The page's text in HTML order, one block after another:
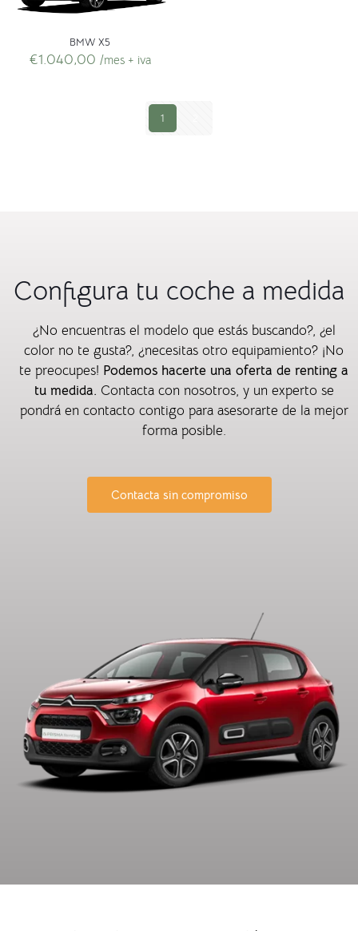
BMW X5
€1.040,00 /mes + iva
1
Configura tu coche a medida
¿No encuentras el modelo que estás buscando?, ¿el
color no te gusta?, ¿necesitas otro equipamiento? ¡No
te preocupes! Podemos hacerte una oferta de renting a
tu medida. Contacta con nosotros, y un experto se
pondrá en contacto contigo para asesorarte de la mejor
forma posible.
Contacta sin compromiso